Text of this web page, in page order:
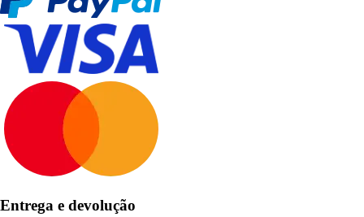
Entrega e devolução